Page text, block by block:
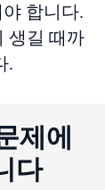
합니다.
생길 때까
.
제에
다